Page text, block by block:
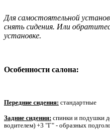
Для самостоятельной
снять сидения. Или
установке.
Особенности салона:
Передние сидения: стандартные
Задние сидения: спинки и подушки
водителем) +3 "Г" - образных